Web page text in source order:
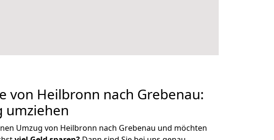
von Heilbronn nach Grebenau:
umziehen
Umzug von Heilbronn nach Grebenau und möchten